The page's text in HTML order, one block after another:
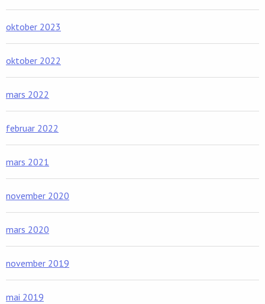
oktober 2023
oktober 2022
mars 2022
februar 2022
mars 2021
november 2020
mars 2020
november 2019
mai 2019